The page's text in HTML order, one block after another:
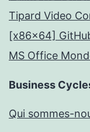
Tipard Video
[x86x64]
MS Office
Business
Qui sommes-